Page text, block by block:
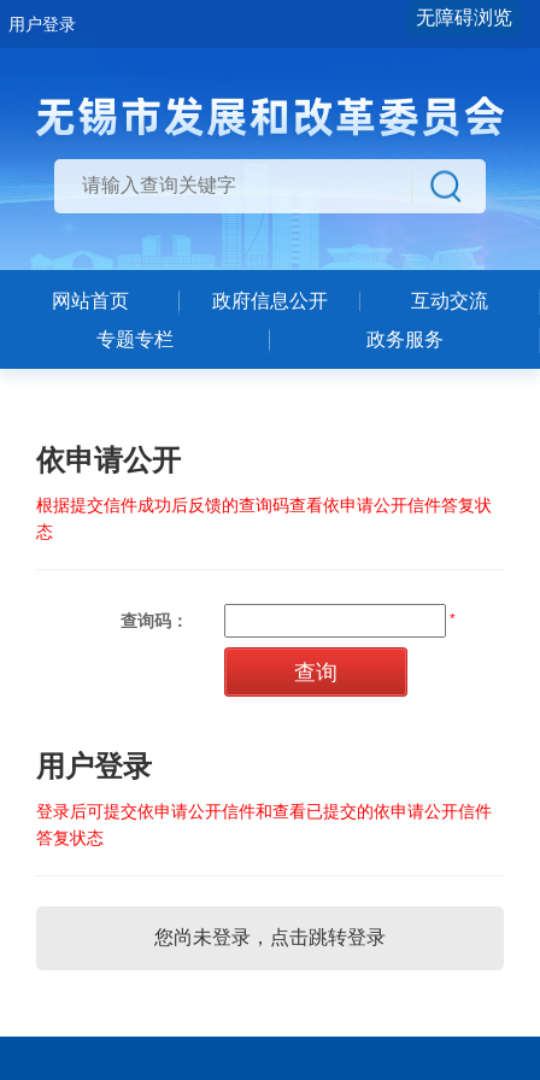
用户登录 无障碍浏览
网站首页 政府信息公开
互动交流
专题专栏
政务服务
依申请公开
根据提交信件成功后反馈的查询码查看依申请公开信件答复状
态
查询码： *
用户登录
登录后可提交依申请公开信件和查看已提交的依申请公开信件
答复状态
您尚未登录，点击跳转登录